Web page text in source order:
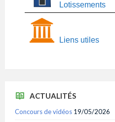
Lotissements
Liens utiles
ACTUALITÉS
Concours de vidéos 19/05/2026